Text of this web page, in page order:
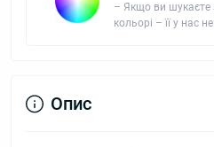
– Якщо ви шукаєте
кольорі – її у нас
Опис